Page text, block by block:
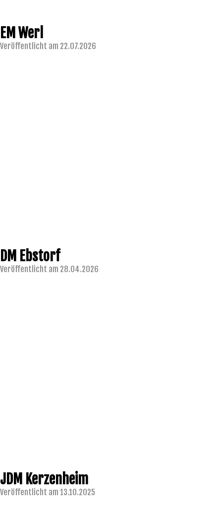
EM Werl
Veröffentlicht am 22.07.2026
DM Ebstorf
Veröffentlicht am 28.04.2026
JDM Kerzenheim
Veröffentlicht am 13.10.2025